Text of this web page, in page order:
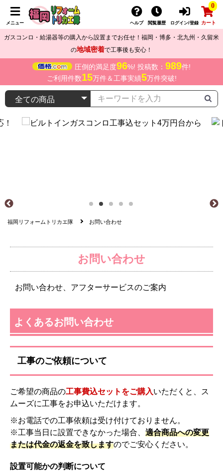
メニュー ヘルプ 閲覧履歴 ログイン/登録
0
カート
ガスコンロ・給湯器等の購入から設置までお任せ！福岡・博多・北九州・久留米
の地域密着で工事後も安心！
圧倒的満足度96%! 投稿数： 989件!
ご利用件数15万件＆工事実績5万件突破!
福岡リフォームトリカエ隊 お問い合わせ
お問い合わせ
お問い合わせ、アフターサービスのご案内
よくあるお問い合わせ
工事のご依頼について
ご希望の商品の工事費込セットをご購入いただくと、ス
ムーズに工事をお申込いただけます。
※お電話での工事依頼は受け付けておりません。
※工事当日に設置できなかった場合、 適合商品への変更
または代金の返金を致しますのでご安心ください。
設置可能かの判断について